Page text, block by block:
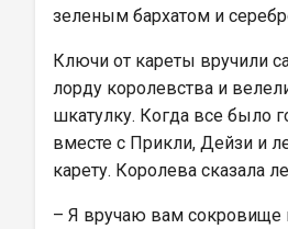
зеленым бархатом и
Ключи от кареты вручили
лорду королевства и
шкатулку. Когда все было
вместе с Прикли, Дейзи и
карету. Королева сказала
– Я вручаю вам сокровище